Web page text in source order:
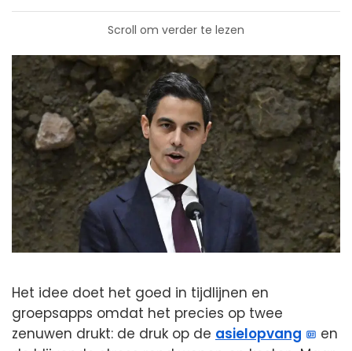
Scroll om verder te lezen
Het idee doet het goed in tijdlijnen en
groepsapps omdat het precies op twee
zenuwen drukt: de druk op de asielopvang
en